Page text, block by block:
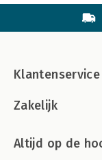
Klantenservice
Zakelijk
Altijd op de